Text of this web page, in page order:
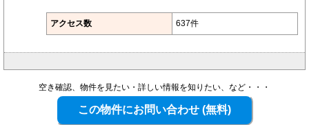
アクセス数 637件
空き確認、物件を見たい・詳しい情報を知りたい、など・・・